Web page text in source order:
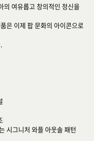
의 여유롭고 창의적인 정신을
은 이제 팝 문화의 아이콘으로
시그니처 와플 아웃솔 패턴